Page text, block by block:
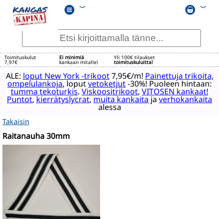
﹀ ﹀
Toimituskulut
7,97€
Ei minimiä
kankaan mitalle!
Yli 100€ tilaukset
toimituskuluitta!
ALE: loput New York -trikoot7,95€/m! Painettuja trikoita,
ompelulankoja, loputvetoketjut-30%! Puoleen hintaan:
tumma tekoturkis. Viskoositrikoot, VITOSEN kankaat!
Puntot,kierrätyslycrat,muita kankaitajaverhokankaita
alessa
Takaisin
Raitanauha 30mm